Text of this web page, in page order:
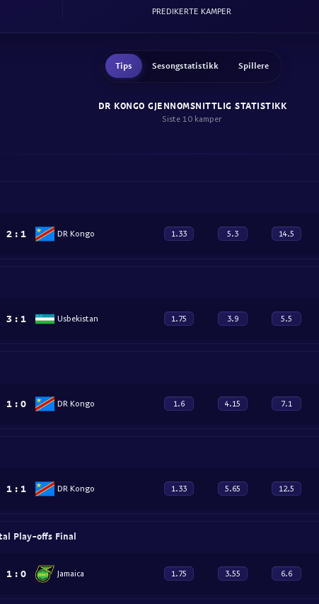
PREDIKERTE KAMPER
Tips Sesongstatistikk Spillere
DR KONGO GJENNOMSNITTLIG STATISTIKK
Siste 10 kamper
2 : 1 DR Kongo 1.33 5.3 14.5
3 : 1 Usbekistan 1.75 3.9 5.5
1 : 0 DR Kongo 1.6 4.15 7.1
1 : 1 DR Kongo 1.33 5.65 12.5
Play-offs Final
1 : 0 Jamaica 1.75 3.55 6.6